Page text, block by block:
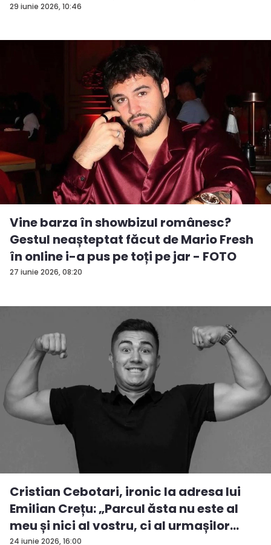
29 iunie 2026, 10:46
27 iunie 2026, 08:20
Vine barza în showbizul românesc?
Gestul neașteptat făcut de Mario Fresh
în online i-a pus pe toți pe jar - FOTO
24 iunie 2026, 16:00
Cristian Cebotari, ironic la adresa lui
Emilian Crețu: „Parcul ăsta nu este al
meu și nici al vostru, ci al urmașilor